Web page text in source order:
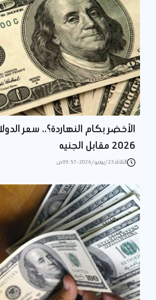
2026 مقابل الجنيه
الثلاثاء 23/يونيو/2026 - 09:57 ص